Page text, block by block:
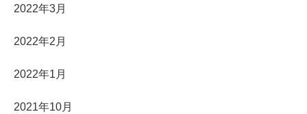
2022年3月
2022年2月
2022年1月
2021年10月